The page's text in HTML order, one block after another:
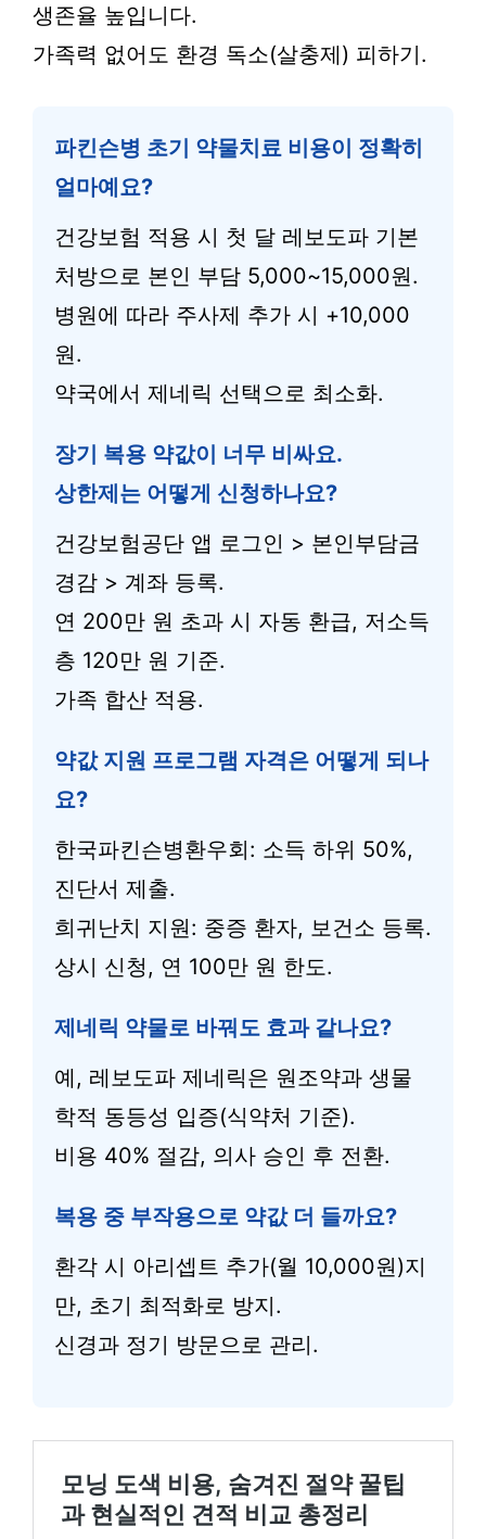
생존율 높입니다.
가족력 없어도 환경 독소(살충제) 피하기.
파킨슨병 초기 약물치료 비용이 정확히
얼마예요?
건강보험 적용 시 첫 달 레보도파 기본
처방으로 본인 부담 5,000~15,000원.
병원에 따라 주사제 추가 시 +10,000
원.
약국에서 제네릭 선택으로 최소화.
장기 복용 약값이 너무 비싸요.
상한제는 어떻게 신청하나요?
건강보험공단 앱 로그인 > 본인부담금
경감 > 계좌 등록.
연 200만 원 초과 시 자동 환급, 저소득
층 120만 원 기준.
가족 합산 적용.
약값 지원 프로그램 자격은 어떻게 되나
요?
한국파킨슨병환우회: 소득 하위 50%,
진단서 제출.
희귀난치 지원: 중증 환자, 보건소 등록.
상시 신청, 연 100만 원 한도.
제네릭 약물로 바꿔도 효과 같나요?
예, 레보도파 제네릭은 원조약과 생물
학적 동등성 입증(식약처 기준).
비용 40% 절감, 의사 승인 후 전환.
복용 중 부작용으로 약값 더 들까요?
환각 시 아리셉트 추가(월 10,000원)지
만, 초기 최적화로 방지.
신경과 정기 방문으로 관리.